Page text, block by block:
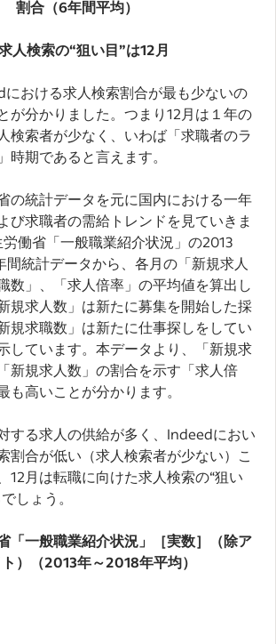
割合（6年間平均）
人検索の“狙い目”は12月
における求人検索割合が最も少ないの
が分かりました。つまり12月は１年の
検索者が少なく、いわば「求職者のラ
時期であると言えます。
の統計データを元に国内における一年
び求職者の需給トレンドを見ていきま
働省「一般職業紹介状況」の2013
間統計データから、各月の「新規求人
数」、「求人倍率」の平均値を算出し
規求人数」は新たに募集を開始した採
規求職数」は新たに仕事探しをしてい
しています。本データより、「新規求
新規求人数」の割合を示す「求人倍
も高いことが分かります。
する求人の供給が多く、Indeedにおい
割合が低い（求人検索者が少ない）こ
12月は転職に向けた求人検索の“狙い
しょう。
「一般職業紹介状況」［実数］（除ア
）（2013年～2018年平均）